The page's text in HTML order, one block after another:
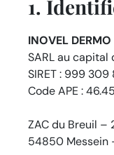
1.
INOVEL DERMO
SARL au
SIRET : 999
Code APE :
ZAC du Breuil –
54850 Messein